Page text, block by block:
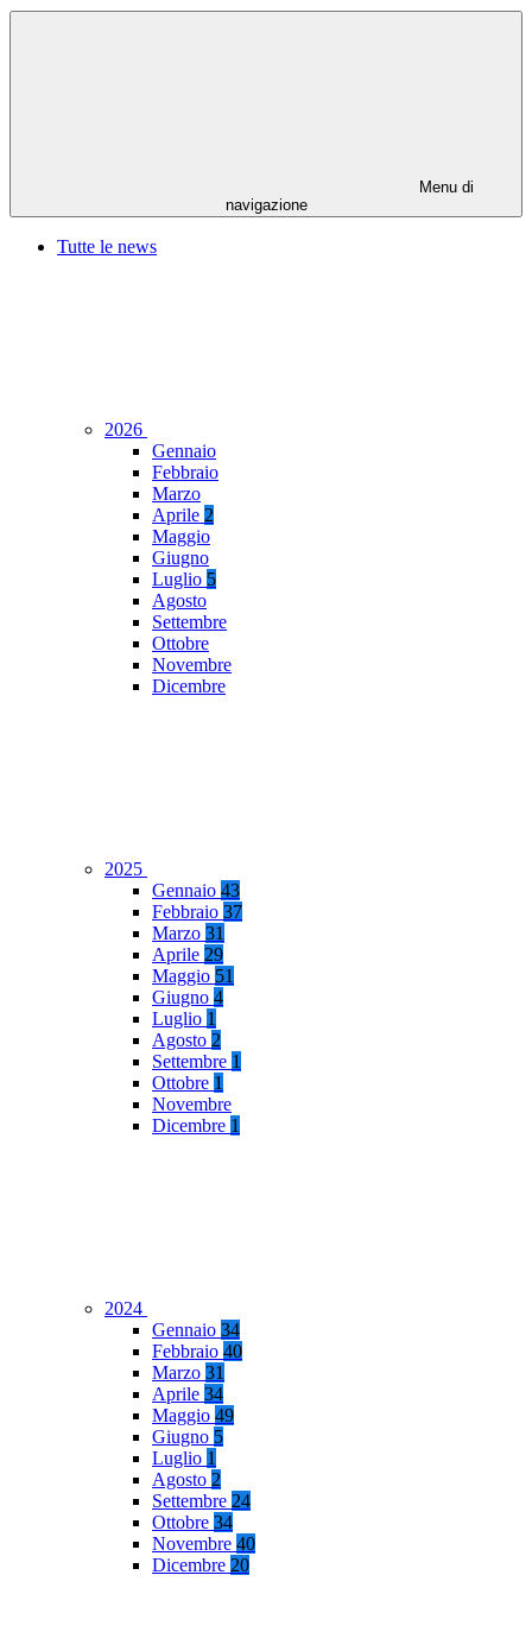
Menu di
navigazione
Tutte le news
2026
Gennaio
Febbraio
Marzo
Aprile 2
Maggio
Giugno
Luglio 5
Agosto
Settembre
Ottobre
Novembre
Dicembre
2025
Gennaio 43
Febbraio 37
Marzo 31
Aprile 29
Maggio 51
Giugno 4
Luglio 1
Agosto 2
Settembre 1
Ottobre 1
Novembre
Dicembre 1
2024
Gennaio 34
Febbraio 40
Marzo 31
Aprile 34
Maggio 49
Giugno 5
Luglio 1
Agosto 2
Settembre 24
Ottobre 34
Novembre 40
Dicembre 20